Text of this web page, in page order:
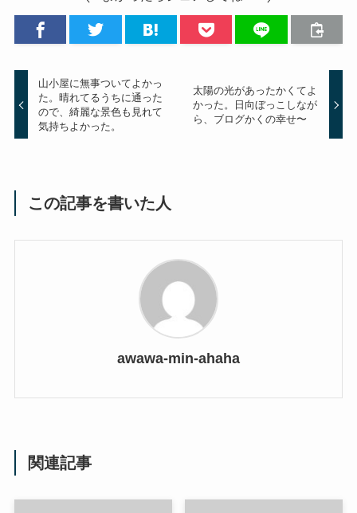
山小屋に無事ついてよかっ
た。晴れてるうちに通った
ので、綺麗な景色も見れて
気持ちよかった。
太陽の光があったかくてよ
かった。日向ぼっこしなが
ら、ブログかくの幸せ〜
この記事を書いた人
awawa-min-ahaha
関連記事